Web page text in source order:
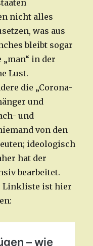
nicht alles
was aus
bleibt sogar
„man“ in der
Lust.
die „Corona-
und
und
von den
ideologisch
hat der
bearbeitet.
Linkliste ist hier